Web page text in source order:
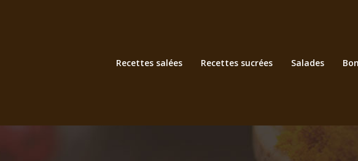
Recettes salées Recettes sucrées Salades